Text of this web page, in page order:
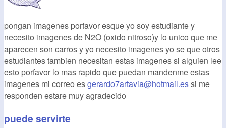
pongan imagenes porfavor esque yo soy estudiante y
necesito imagenes de N2O (oxido nitroso)y lo unico que me
aparecen son carros y yo necesito imagenes yo se que otros
estudiantes tambien necesitan estas imagenes si alguien lee
esto porfavor lo mas rapido que puedan mandenme estas
imagenes mi correo esgerardo7artavia@hotmail.essi me
responden estare muy agradecido
puede servirte